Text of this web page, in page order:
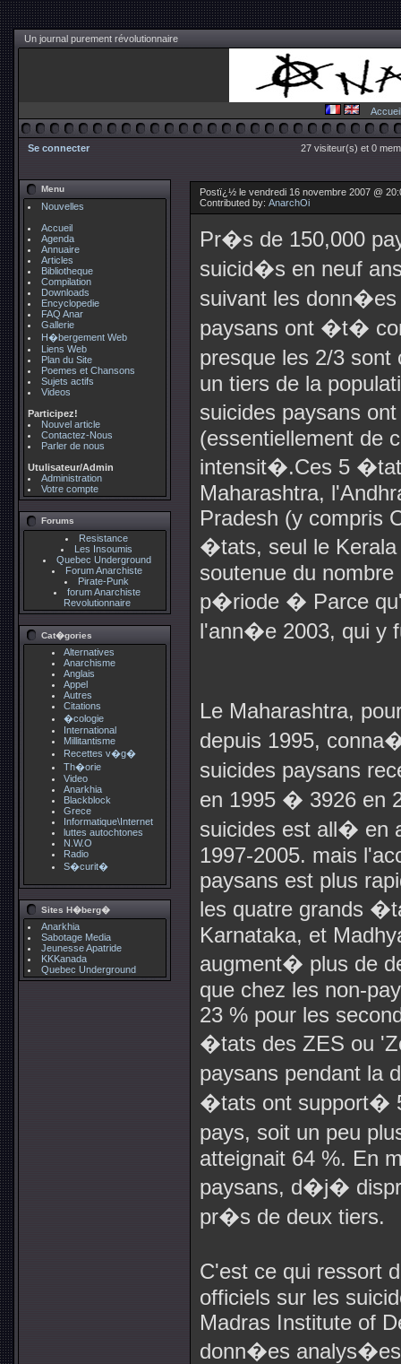
Un journal purement révolutionnaire
Accueil
Se connecter 27 visiteur(s) et 0
Menu
Nouvelles
Accueil
Agenda
Annuaire
Articles
Bibliotheque
Compilation
Downloads
Encyclopedie
FAQ Anar
Gallerie
H�bergement Web
Liens Web
Plan du Site
Poemes et Chansons
Sujets actifs
Videos
Participez!
Nouvel article
Contactez-Nous
Parler de nous
Utulisateur/Admin
Administration
Votre compte
Forums
Resistance
Les Insoumis
Quebec Underground
Forum Anarchiste
Pirate-Punk
forum Anarchiste
Revolutionnaire
Cat�gories
Alternatives
Anarchisme
Anglais
Appel
Autres
Citations
�cologie
International
Millitantisme
Recettes v�g�
Th�orie
Video
Anarkhia
Blackblock
Grece
Informatique\Internet
luttes autochtones
N.W.O
Radio
S�curit�
Sites H�berg�
Anarkhia
Sabotage Media
Jeunesse Apatride
KKKanada
Quebec Underground
Postï¿½ le vendredi 16 novembre 2007 @
Contributed by: AnarchOi
Pr�s de 150,000
suicid�s en neuf
suivant les donn�es
paysans ont �t�
presque les 2/3
un tiers de la
suicides paysans
(essentiellement de
intensit�.Ces 5
Maharashtra,
Pradesh (y compris
�tats, seul le
soutenue du
p�riode � Parce
l'ann�e 2003, qui y
Le Maharashtra,
depuis 1995,
suicides paysans
en 1995 � 3926 en
suicides est all� en
1997-2005. mais
paysans est plus
les quatre grands
Karnataka, et
augment� plus de
que chez les non-
23 % pour les
�tats des ZES ou
paysans pendant la
�tats ont support�
pays, soit un peu
atteignait 64 %. En
paysans, d�j�
pr�s de deux tiers.
C'est ce qui
officiels sur les
Madras Institute of
donn�es